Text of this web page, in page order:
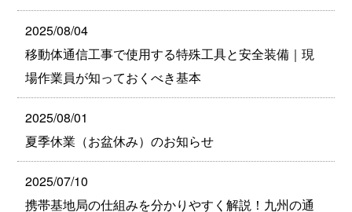
2025/08/04
移動体通信工事で使用する特殊工具と安全装備｜現
場作業員が知っておくべき基本
2025/08/01
夏季休業（お盆休み）のお知らせ
2025/07/10
携帯基地局の仕組みを分かりやすく解説！九州の通